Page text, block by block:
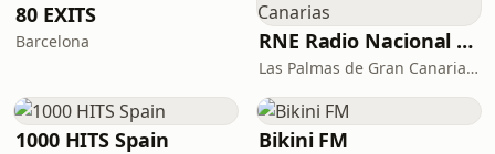
80 EXITS
Barcelona RNE Radio Nacional - Canarias
Las Palmas de Gran Canaria · 92.8 FM
1000 HITS Spain Bikini FM